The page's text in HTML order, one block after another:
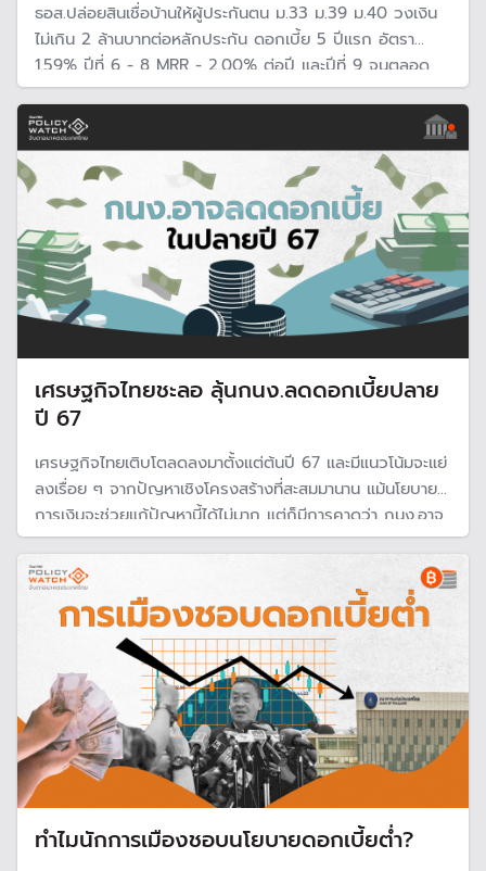
ธอส.ปล่อยสินเชื่อบ้านให้ผู้ประกันตน ม.33 ม.39 ม.40 วงเงิน
ไม่เกิน 2 ล้านบาทต่อหลักประกัน ดอกเบี้ย 5 ปีแรก อัตรา
1.59% ปีที่ 6 - 8 MRR - 2.00% ต่อปี และปีที่ 9 จนตลอด
อายุสัญญา MRR - 0.50% ต่อปี โดยผู้ประกันตนขอรับสิทธิได้
ตั้งแต่ 1 พ.ย. 67 เป็นต้นไป
เศรษฐกิจไทยชะลอ ลุ้นกนง.ลดดอกเบี้ยปลาย
ปี 67
เศรษฐกิจไทยเติบโตลดลงมาตั้งแต่ต้นปี 67 และมีแนวโน้มจะแย่
ลงเรื่อย ๆ จากปัญหาเชิงโครงสร้างที่สะสมมานาน แม้นโยบาย
การเงินจะช่วยแก้ปัญหานี้ได้ไม่มาก แต่ก็มีการคาดว่า กนง.อาจ
ยอมลดดอกเบี้ย 1 ครั้งในปลายปี 67 เพื่อลดแรงกดดัน
เศรษฐกิจในประเทศ
ทำไมนักการเมืองชอบนโยบายดอกเบี้ยต่ำ?